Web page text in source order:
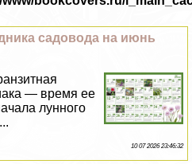
садовода на июнь
— время ее
лунного
10 07 2026 23:46:32